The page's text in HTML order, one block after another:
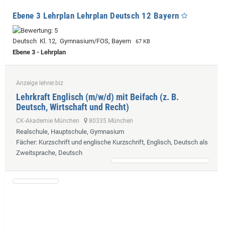
Ebene 3 Lehrplan Lehrplan Deutsch 12 Bayern
Deutsch Kl. 12, Gymnasium/FOS, Bayern 67 KB
Ebene 3 - Lehrplan
Anzeige lehrer.biz
Lehrkraft Englisch (m/w/d) mit Beifach (z. B.
Deutsch, Wirtschaft und Recht)
CK-Akademie München 80335 München
Realschule, Hauptschule, Gymnasium
Fächer: Kurzschrift und englische Kurzschrift, Englisch, Deutsch als
Zweitsprache, Deutsch